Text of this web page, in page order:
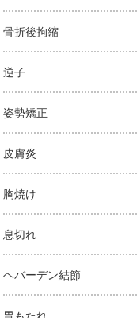
骨折後拘縮
逆子
姿勢矯正
皮膚炎
胸焼け
息切れ
ヘバーデン結節